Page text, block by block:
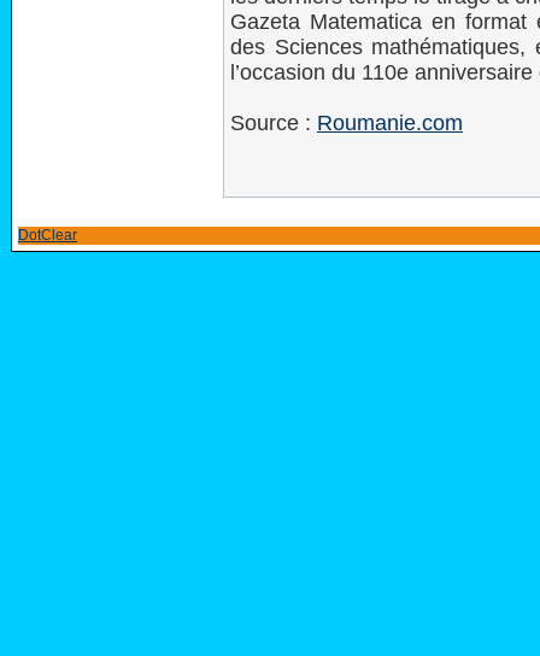
Gazeta Matematica en
des Sciences
l’occasion du 110e
Source : Roumanie.com
DotClear